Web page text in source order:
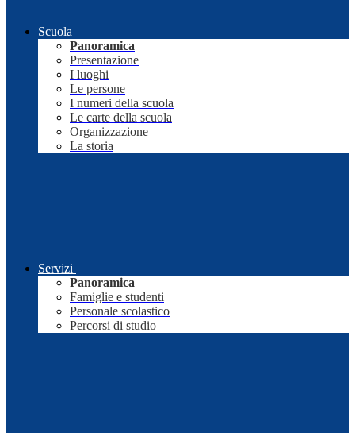
Scuola
Panoramica
Presentazione
I luoghi
Le persone
I numeri della scuola
Le carte della scuola
Organizzazione
La storia
Servizi
Panoramica
Famiglie e studenti
Personale scolastico
Percorsi di studio